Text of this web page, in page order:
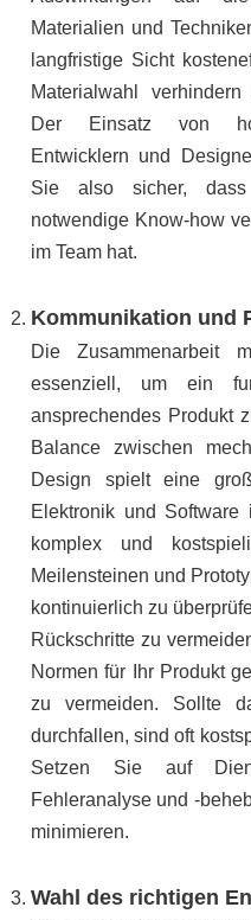
Materialien und
langfristige Sicht
Materialwahl
Der Einsatz von
Entwicklern und
Sie also sicher,
notwendige Know-how
im Team hat.
Kommunikation und
Die Zusammenarbeit
essenziell, um ein
ansprechendes Produkt
Balance zwischen
Design spielt eine
Elektronik und Software
komplex und
Meilensteinen und
kontinuierlich zu
Rückschritte zu
Normen für Ihr Produkt
zu vermeiden. Sollte
durchfallen, sind oft
Setzen Sie auf
Fehleranalyse und -
minimieren.
Wahl des richtigen